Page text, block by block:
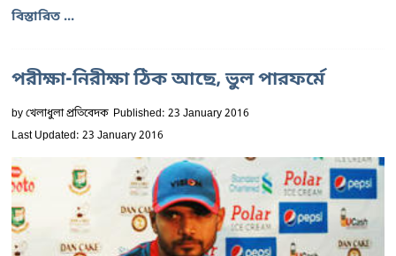
বিস্তারিত ...
পরীক্ষা-নিরীক্ষা ঠিক আছে, ভুল পারফর্মে
byখেলাধুলা প্রতিবেদক Published: 23 January 2016
Last Updated: 23 January 2016